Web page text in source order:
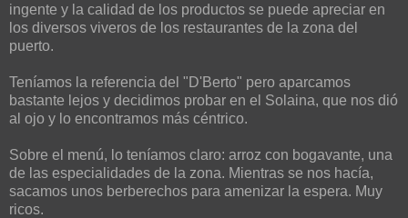
ingente y la calidad de los productos se puede apreciar en
los diversos viveros de los restaurantes de la zona del
puerto.
Teníamos la referencia del "D'Berto" pero aparcamos
bastante lejos y decidimos probar en el Solaina, que nos dió
al ojo y lo encontramos más céntrico.
Sobre el menú, lo teníamos claro: arroz con bogavante, una
de las especialidades de la zona. Mientras se nos hacía,
sacamos unos berberechos para amenizar la espera. Muy
ricos.